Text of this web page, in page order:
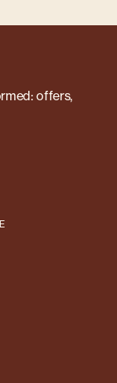
offers,